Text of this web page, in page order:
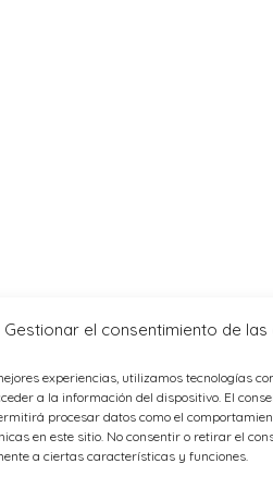
Gestionar el consentimiento de
experiencias, utilizamos tecnologías
a la información del dispositivo. El
procesar datos como el
en este sitio. No consentir o retirar el
a ciertas características y funciones.